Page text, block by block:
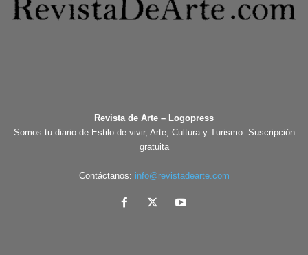
Revista de Arte – Logopress
Somos tu diario de Estilo de vivir, Arte, Cultura y Turismo. Suscripción
gratuita
Contáctanos: info@revistadearte.com